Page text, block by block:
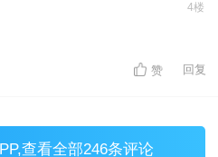
4楼
赞 回复
,查看全部246条评论